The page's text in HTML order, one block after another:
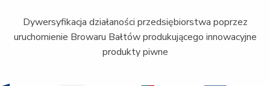
Dywersyfikacja działaności przedsiębiorstwa poprzez
uruchomienie Browaru Bałtów produkującego innowacyjne
produkty piwne